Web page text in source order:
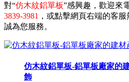
對“仿木紋鋁單板”感興趣，歡迎來
3839-3981 ，或點擊網頁右端的客
誠為您服務。
仿木紋鋁單板-鋁單板廠家的
飾